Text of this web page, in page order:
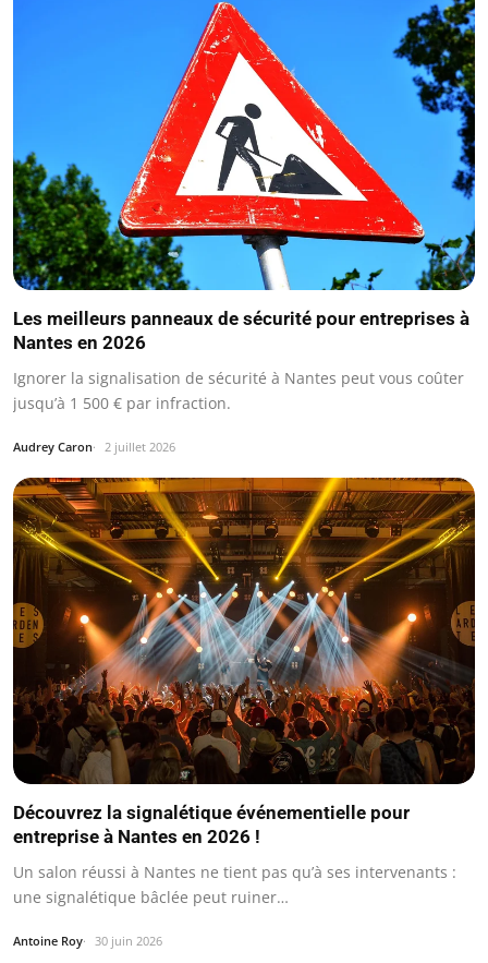
Les meilleurs panneaux de sécurité pour entreprises à
Nantes en 2026
Ignorer la signalisation de sécurité à Nantes peut vous coûter
jusqu’à 1 500 € par infraction.
Audrey Caron 2 juillet 2026
Découvrez la signalétique événementielle pour
entreprise à Nantes en 2026 !
Un salon réussi à Nantes ne tient pas qu’à ses intervenants :
une signalétique bâclée peut ruiner…
Antoine Roy 30 juin 2026